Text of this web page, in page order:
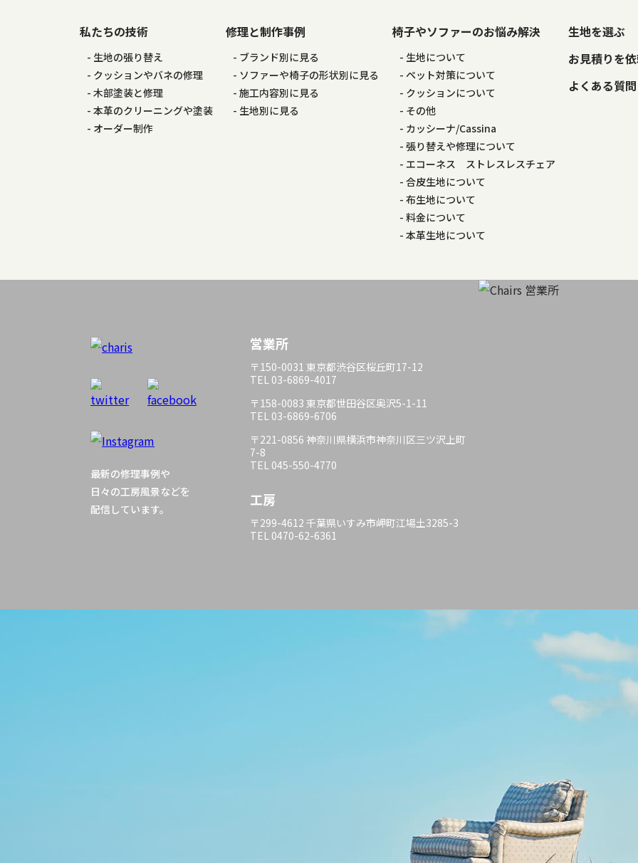
ゲ
ー
シ
私たちの技術
生地の張り替え
クッションやバネの修理
木部塗装と修理
本革のクリーニングや塗装
オーダー制作
修理と制作事例
ブランド別に見る
ソファーや椅子の形状別に見る
施工内容別に見る
生地別に見る
椅子やソファーのお悩み解決
生地について
ペット対策について
クッションについて
その他
カッシーナ/Cassina
張り替えや修理について
エコーネス ストレスレスチェア
合皮生地について
布生地について
料金について
本革生地について
生地を選ぶ
お見積りを
よくある質問
最新の修理事例や
日々の工房風景などを
配信しています。
営業所
〒150-0031 東京都渋谷区桜丘町17-12
TEL 03-6869-4017
〒158-0083 東京都世田谷区奥沢5-1-11
TEL 03-6869-6706
〒221-0856 神奈川県横浜市神奈川区三ツ沢上町
7-8
TEL 045-550-4770
工房
〒299-4612 千葉県いすみ市岬町江場土3285-3
TEL 0470-62-6361